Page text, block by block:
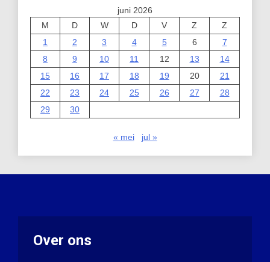
juni 2026
M
D W D V Z
Z
1
2 3 4 5 6
7
8
9 10 11 12 13
14
15
16 17 18 19 20
21
22
23 24 25 26 27
28
29
30
« mei jul »
Over ons